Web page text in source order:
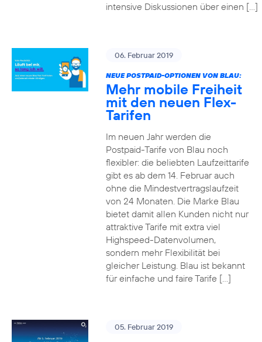
intensive Diskussionen über einen […]
06. Februar 2019
NEUE POSTPAID-OPTIONEN VON BLAU:
Mehr mobile Freiheit
mit den neuen Flex-
Tarifen
Im neuen Jahr werden die
Postpaid-Tarife von Blau noch
flexibler: die beliebten Laufzeittarife
gibt es ab dem 14. Februar auch
ohne die Mindestvertragslaufzeit
von 24 Monaten. Die Marke Blau
bietet damit allen Kunden nicht nur
attraktive Tarife mit extra viel
Highspeed-Datenvolumen,
sondern mehr Flexibilität bei
gleicher Leistung. Blau ist bekannt
für einfache und faire Tarife […]
05. Februar 2019